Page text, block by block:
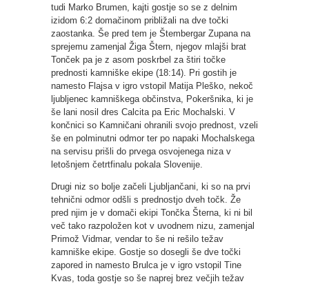
tudi Marko Brumen, kajti gostje so se z delnim
izidom 6:2 domačinom približali na dve točki
zaostanka. Še pred tem je Štembergar Zupana na
sprejemu zamenjal Žiga Štern, njegov mlajši brat
Tonček pa je z asom poskrbel za štiri točke
prednosti kamniške ekipe (18:14). Pri gostih je
namesto Flajsa v igro vstopil Matija Pleško, nekoč
ljubljenec kamniškega občinstva, Pokeršnika, ki je
še lani nosil dres Calcita pa Eric Mochalski. V
končnici so Kamničani ohranili svojo prednost, vzeli
še en polminutni odmor ter po napaki Mochalskega
na servisu prišli do prvega osvojenega niza v
letošnjem četrtfinalu pokala Slovenije.
Drugi niz so bolje začeli Ljubljančani, ki so na prvi
tehnični odmor odšli s prednostjo dveh točk. Že
pred njim je v domači ekipi Tončka Šterna, ki ni bil
več tako razpoložen kot v uvodnem nizu, zamenjal
Primož Vidmar, vendar to še ni rešilo težav
kamniške ekipe. Gostje so dosegli še dve točki
zapored in namesto Brulca je v igro vstopil Tine
Kvas, toda gostje so še naprej brez večjih težav